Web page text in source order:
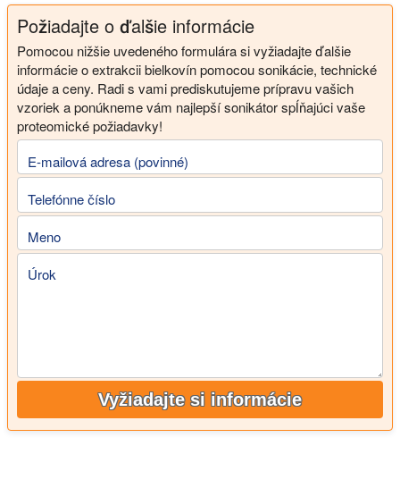
Požiadajte o ďalšie informácie
Pomocou nižšie uvedeného formulára si vyžiadajte ďalšie
informácie o extrakcii bielkovín pomocou sonikácie, technické
údaje a ceny. Radi s vami prediskutujeme prípravu vašich
vzoriek a ponúkneme vám najlepší sonikátor spĺňajúci vaše
proteomické požiadavky!
E-mailová adresa (povinné)
Telefónne číslo
Meno
Úrok
Vyžiadajte si informácie